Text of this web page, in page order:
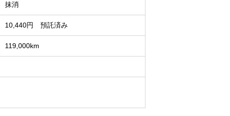
抹消
10,440円 預託済み
119,000km